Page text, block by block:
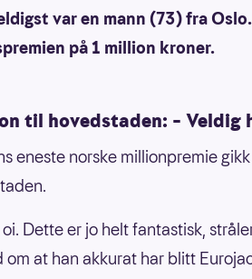
var en mann (73) fra
på 1 million kroner.
til hovedstaden: – Veldig
eneste norske millionpremie
oi. Dette er jo helt fantastisk,
om at han akkurat har blitt